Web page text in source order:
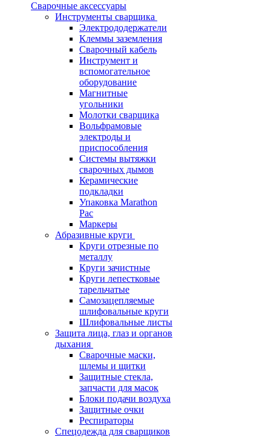
Сварочные аксессуары
Инструменты сварщика
Электрододержатели
Клеммы заземления
Сварочный кабель
Инструмент и
вспомогательное
оборудование
Магнитные
угольники
Молотки сварщика
Вольфрамовые
электроды и
приспособления
Системы вытяжки
сварочных дымов
Керамические
подкладки
Упаковка Marathon
Pac
Маркеры
Абразивные круги
Круги отрезные по
металлу
Круги зачистные
Круги лепестковые
тарельчатые
Самозацепляемые
шлифовальные круги
Шлифовальные листы
Защита лица, глаз и органов
дыхания
Сварочные маски,
шлемы и щитки
Защитные стекла,
запчасти для масок
Блоки подачи воздуха
Защитные очки
Респираторы
Спецодежда для сварщиков